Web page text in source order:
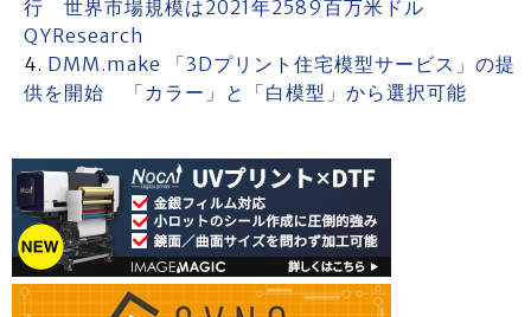
行 世界市場規模は2021年2589百万米ドル
QYResearch
DMM.make 「3Dプリント住宅模型サービス」の提
供を開始 「カラー」と「白模型」から選択可能